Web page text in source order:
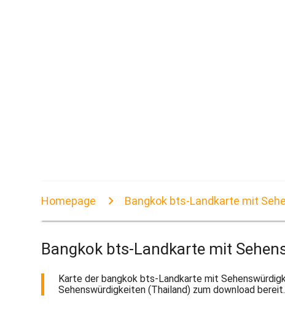
Homepage Bangkok bts-Landkarte mit
Bangkok bts-Landkarte mit
Karte der bangkok bts-Landkarte mit
Sehenswürdigkeiten (Thailand) zum download bereit.